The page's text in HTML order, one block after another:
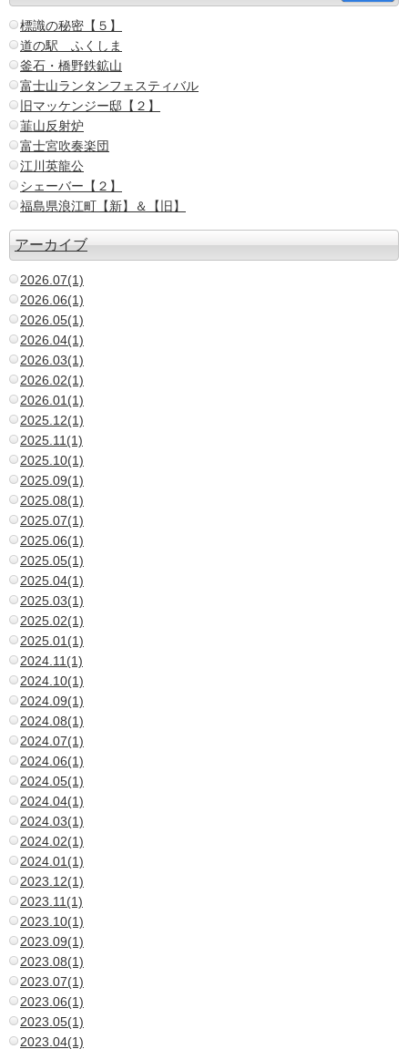
標識の秘密【５】
道の駅 ふくしま
釜石・橋野鉄鉱山
富士山ランタンフェスティバル
旧マッケンジー邸【２】
韮山反射炉
富士宮吹奏楽団
江川英龍公
シェーバー【２】
福島県浪江町【新】＆【旧】
アーカイブ
2026.07(1)
2026.06(1)
2026.05(1)
2026.04(1)
2026.03(1)
2026.02(1)
2026.01(1)
2025.12(1)
2025.11(1)
2025.10(1)
2025.09(1)
2025.08(1)
2025.07(1)
2025.06(1)
2025.05(1)
2025.04(1)
2025.03(1)
2025.02(1)
2025.01(1)
2024.11(1)
2024.10(1)
2024.09(1)
2024.08(1)
2024.07(1)
2024.06(1)
2024.05(1)
2024.04(1)
2024.03(1)
2024.02(1)
2024.01(1)
2023.12(1)
2023.11(1)
2023.10(1)
2023.09(1)
2023.08(1)
2023.07(1)
2023.06(1)
2023.05(1)
2023.04(1)